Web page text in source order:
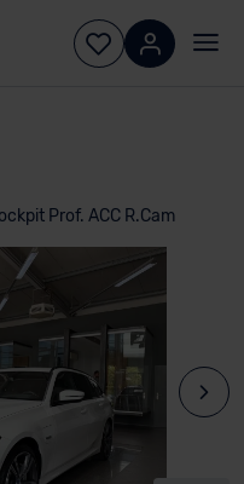
Prof. ACC R.Cam